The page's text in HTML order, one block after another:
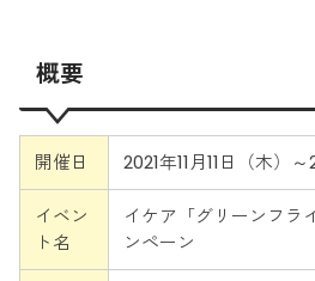
概要
開催日 2021年11月11日（木）～
イベン
ト名
イケア「グリーンフラ
ンペーン